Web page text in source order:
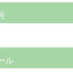
ル